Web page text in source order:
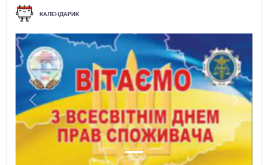
КАЛЕНДАРИК
Previous Next